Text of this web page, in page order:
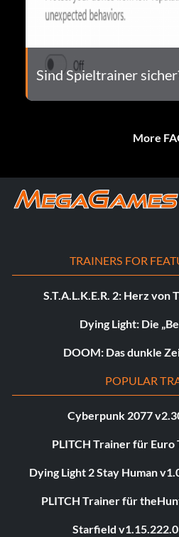
Sind Spieltrainer
More
TRAINERS FOR
S.T.A.L.K.E.R. 2: Herz von
Dying Light: Die
DOOM: Das dunkle
POPULAR
Cyberpunk 2077
PLITCH Trainer für
Dying Light 2 Stay Human
PLITCH Trainer für
Starfield